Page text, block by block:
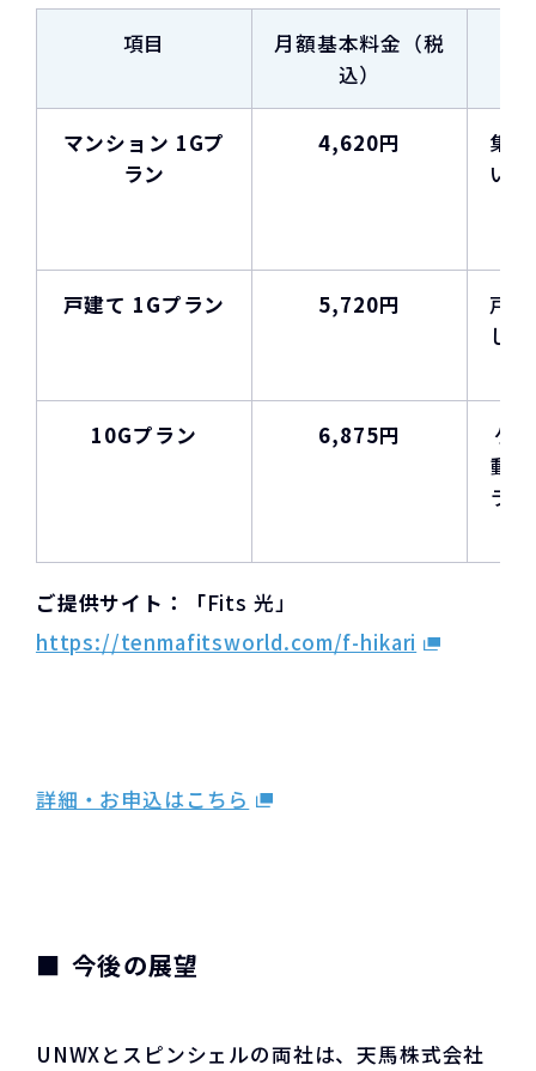
項目
月額基本料金（税
込）
マンション 1Gプ
ラン
4,620円
集
い
戸建て 1Gプラン 5,720円
戸
し
10Gプラン 6,875円
ゲ
動
ラ
ご提供サイト：「Fits 光」
https://tenmafitsworld.com/f-hikari
詳細・お申込はこちら
今後の展望
UNWXとスピンシェルの両社は、天馬株式会社